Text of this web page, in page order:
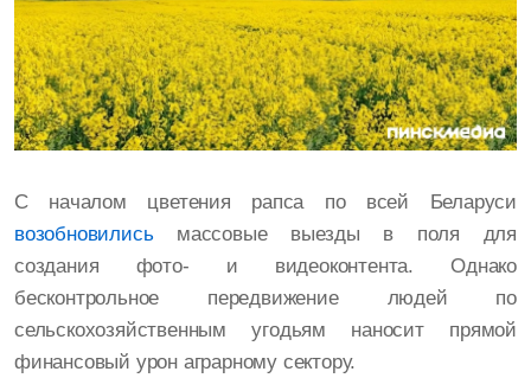
С началом цветения рапса по всей Беларуси
возобновилисьмассовые выезды в поля для
создания фото- и видеоконтента. Однако
бесконтрольное передвижение людей по
сельскохозяйственным угодьям наносит прямой
финансовый урон аграрному сектору.